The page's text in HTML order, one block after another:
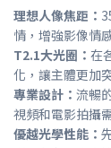
理想人像焦距：
情，增強影像情
T2.1大光圈： 在
化，讓主體更加
專業設計： 流暢
視頻和電影拍攝
優越光學性能：